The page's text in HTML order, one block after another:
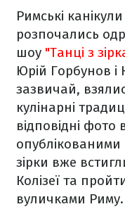
Римські
розпочались
шоу "Танці з
Юрій Горбунов
зазвичай,
кулінарні
відповідні фото
опублікованими
зірки вже
Колізеї та
вуличками Риму.